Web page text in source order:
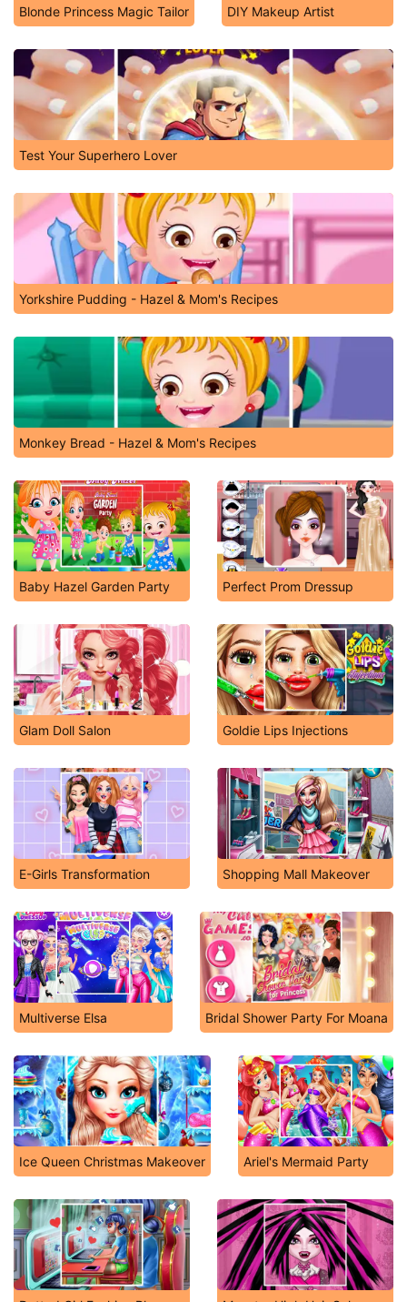
Blonde Princess Magic Tailor DIY Makeup Artist
Test Your Superhero Lover
Yorkshire Pudding - Hazel & Mom's Recipes
Monkey Bread - Hazel & Mom's Recipes
Baby Hazel Garden Party Perfect Prom Dressup
Glam Doll Salon Goldie Lips Injections
E-Girls Transformation Shopping Mall Makeover
Multiverse Elsa Bridal Shower Party For Moana
Ice Queen Christmas Makeover Ariel's Mermaid Party